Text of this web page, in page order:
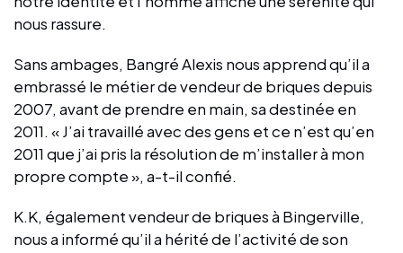
nous rassure.
Sans ambages, Bangré Alexis nous apprend qu’il a
embrassé le métier de vendeur de briques depuis
2007, avant de prendre en main, sa destinée en
2011. « J’ai travaillé avec des gens et ce n’est qu’en
2011 que j’ai pris la résolution de m’installer à mon
propre compte », a-t-il confié.
K.K, également vendeur de briques à Bingerville,
nous a informé qu’il a hérité de l’activité de son